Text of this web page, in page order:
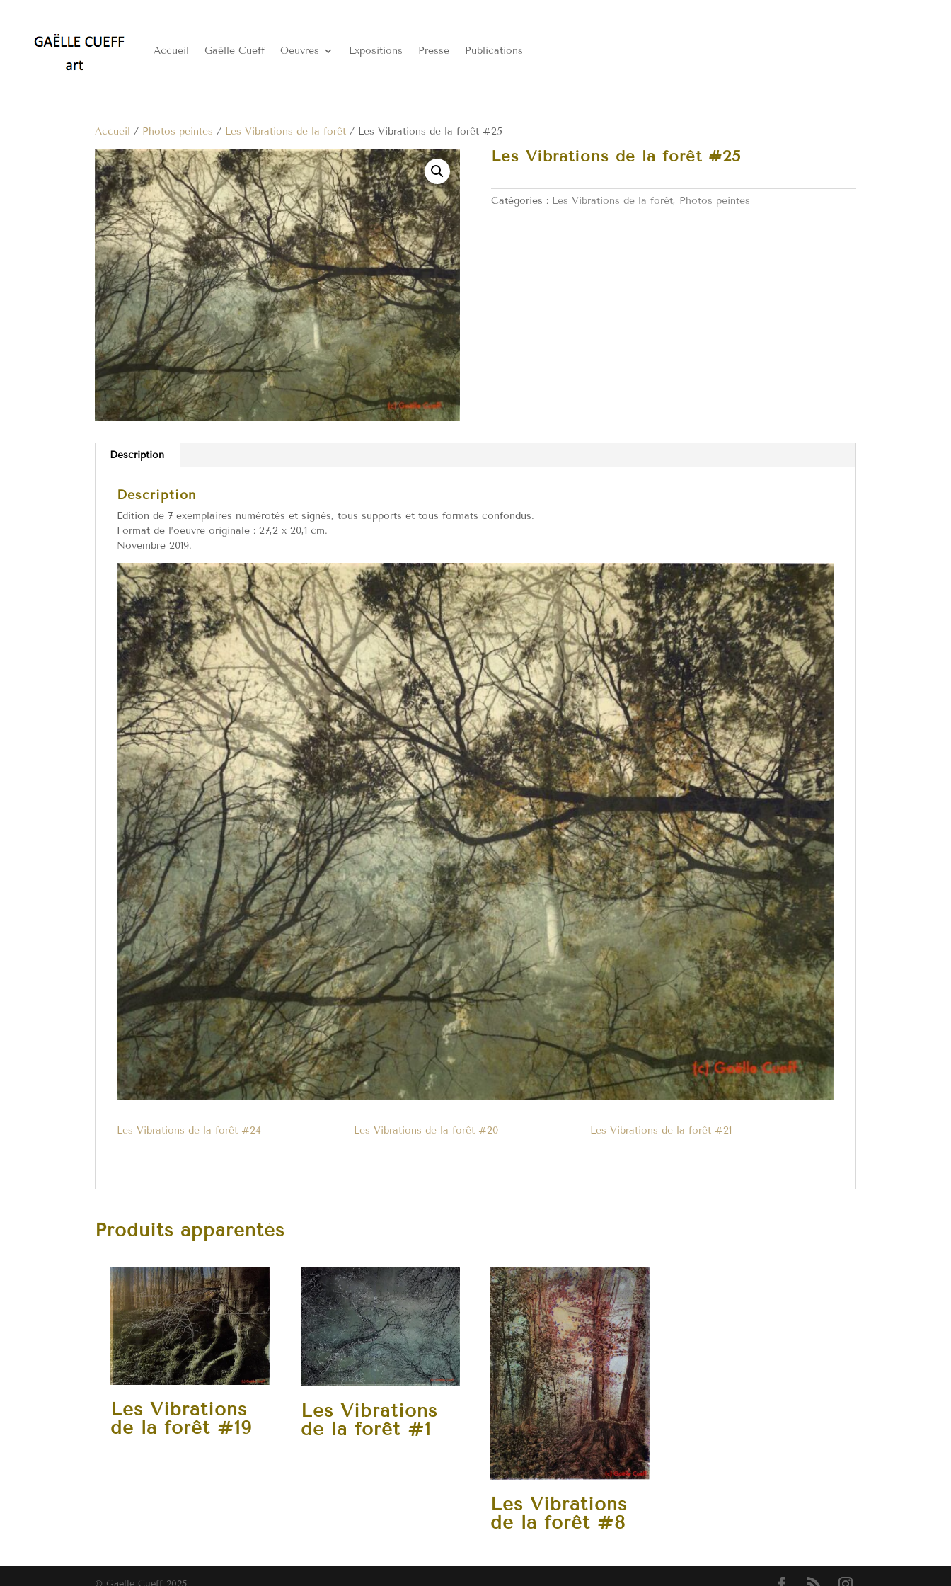
Accueil Gaëlle Cueff Oeuvres Expositions Presse Publications
Accueil / Photos peintes / Les Vibrations de la forêt / Les Vibrations de la forêt #25
Les Vibrations de la forêt #25
Catégories : Les Vibrations de la forêt, Photos peintes
Description
Description
Edition de 7 exemplaires numérotés et signés, tous supports et tous formats confondus.
Format de l’oeuvre originale : 27,2 x 20,1 cm.
Novembre 2019.
Les Vibrations de la forêt #24 Les Vibrations de la forêt #20 Les Vibrations de la forêt #21
Produits apparentés
Les Vibrations
de la forêt #19
Les Vibrations
de la forêt #1
Les Vibrations
de la forêt #8